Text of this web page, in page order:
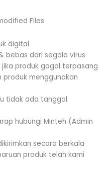
Files
digital
bebas dari segala virus
jika produk gagal terpasang
menggunakan
tidak ada tanggal
hubungi Minteh (Admin
secara berkala
produk telah kami